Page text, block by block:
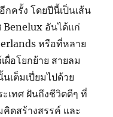
กครั้ง โดยปีนี้เป็นเส้น
Benelux อันได้แก่
หรือที่หลาย
อโยกย้าย สายลม
เต็มเปี่ยมไปด้วย
เทศ ฝันถึงชีวิตดีๆ ที่
ดสร้างสรรค์ และ